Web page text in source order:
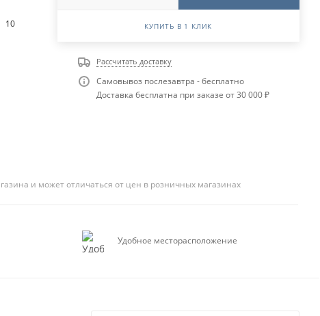
10
КУПИТЬ В 1 КЛИК
Рассчитать доставку
Самовывоз послезавтра - бесплатно
Доставка бесплатна при заказе от 30 000 ₽
и может отличаться от цен в розничных магазинах
Удобное месторасположение